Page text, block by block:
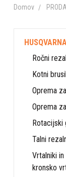
Domov
Ročni
Kotni
Oprema
Oprema
Rotacijski
Talni
Vrtalniki
kronsko